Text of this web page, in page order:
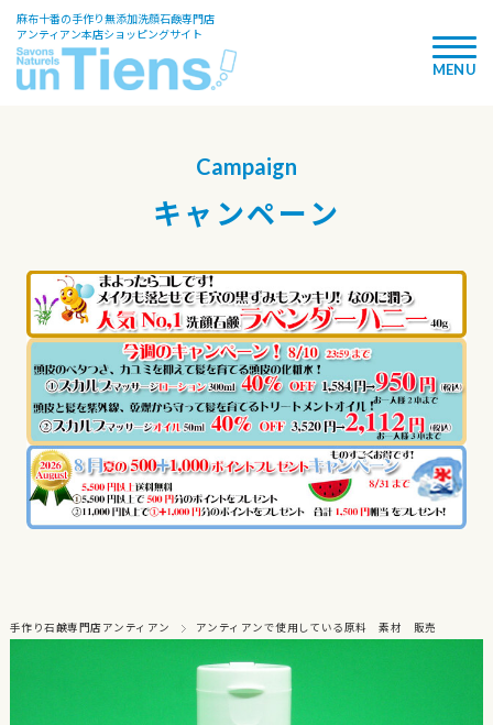
麻布十番の手作り無添加洗顔石鹸専門店
アンティアン本店ショッピングサイト
Campaign
キャンペーン
手作り石鹸専門店アンティアン アンティアンで使用している原料 素材 販売